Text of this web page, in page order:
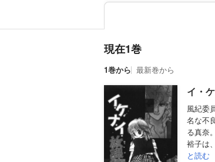
現在1巻
1巻から 最新巻から
イ・
風紀委
名な不
る真奈
裕子は
と読む